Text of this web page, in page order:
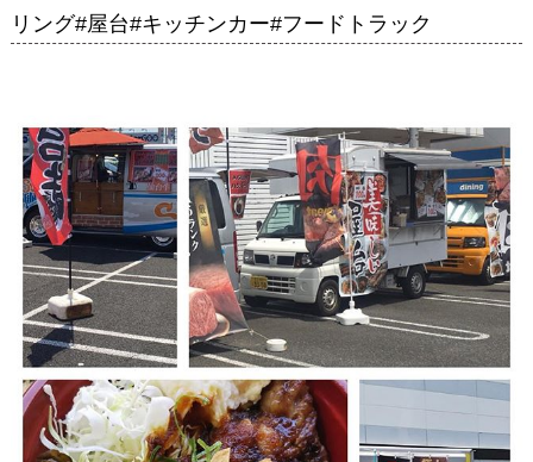
リング#屋台#キッチンカー#フードトラック